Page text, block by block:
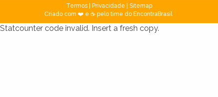
Termos| Privacidade
Sitemap
Criado com ❤️ e ☕ pelo time do EncontraBrasil
Statcounter code invalid. Insert a fresh copy.